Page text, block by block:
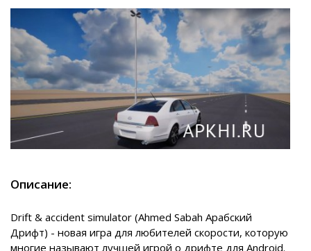
Описание:
Drift & accident simulator (Ahmed Sabah Арабский
Дрифт) - новая игра для любителей скорости, которую
многие называют лучшей игрой о дрифте для Android.